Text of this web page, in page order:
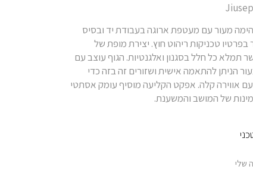
מעור עם מעטפת ארוגה בעבודת יד ובסיס
טכניקות ריהוט חוץ. יצירת מופת של
תמלא כל חלל בסגנון ואלגנטיות. הגוף עוצב עם
הניתן להתאמה אישית ושזורים זה בזה כדי
עם אווירה קלה. אפקט הקליעה מוסיף עומק אסתטי
של המושב והמשענת.
שלי